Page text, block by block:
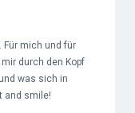
Für mich und für
durch den Kopf
was sich in
and smile!